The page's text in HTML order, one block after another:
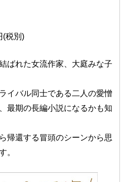
税別)
ばれた女流作家、大庭みな子
イバル同士である二人の愛憎
最期の長編小説になるかも知
帰還する冒頭のシーンから思
。